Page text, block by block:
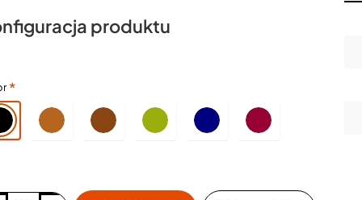
produktu